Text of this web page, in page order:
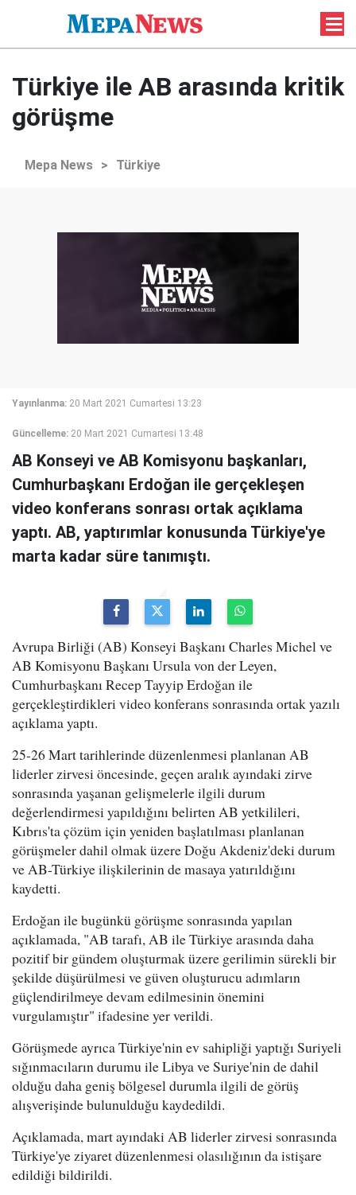
Türkiye ile AB arasında kritik
görüşme
Mepa News > Türkiye
Yayınlanma: 20 Mart 2021 Cumartesi 13:23
Güncelleme: 20 Mart 2021 Cumartesi 13:48
AB Konseyi ve AB Komisyonu başkanları,
Cumhurbaşkanı Erdoğan ile gerçekleşen
video konferans sonrası ortak açıklama
yaptı. AB, yaptırımlar konusunda Türkiye'ye
marta kadar süre tanımıştı.
Avrupa Birliği (AB) Konseyi Başkanı Charles Michel ve
AB Komisyonu Başkanı Ursula von der Leyen,
Cumhurbaşkanı Recep Tayyip Erdoğan ile
gerçekleştirdikleri video konferans sonrasında ortak yazılı
açıklama yaptı.
25-26 Mart tarihlerinde düzenlenmesi planlanan AB
liderler zirvesi öncesinde, geçen aralık ayındaki zirve
sonrasında yaşanan gelişmelerle ilgili durum
değerlendirmesi yapıldığını belirten AB yetkilileri,
Kıbrıs'ta çözüm için yeniden başlatılması planlanan
görüşmeler dahil olmak üzere Doğu Akdeniz'deki durum
ve AB-Türkiye ilişkilerinin de masaya yatırıldığını
kaydetti.
Erdoğan ile bugünkü görüşme sonrasında yapılan
açıklamada, "AB tarafı, AB ile Türkiye arasında daha
pozitif bir gündem oluşturmak üzere gerilimin sürekli bir
şekilde düşürülmesi ve güven oluşturucu adımların
güçlendirilmeye devam edilmesinin önemini
vurgulamıştır" ifadesine yer verildi.
Görüşmede ayrıca Türkiye'nin ev sahipliği yaptığı Suriyeli
sığınmacıların durumu ile Libya ve Suriye'nin de dahil
olduğu daha geniş bölgesel durumla ilgili de görüş
alışverişinde bulunulduğu kaydedildi.
Açıklamada, mart ayındaki AB liderler zirvesi sonrasında
Türkiye'ye ziyaret düzenlenmesi olasılığının da istişare
edildiği bildirildi.